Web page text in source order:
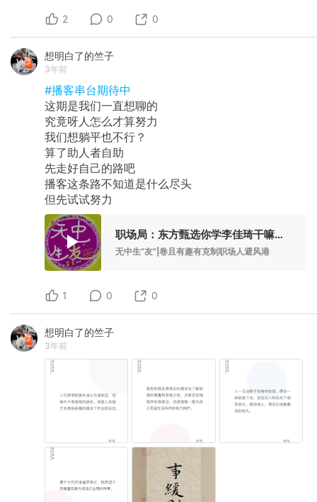
2 0 0
想明白了的竺子
3年前
#播客串台期待中
这期是我们一直想聊的
究竟呀人怎么才算努力
我们想躺平也不行？
算了助人者自助
先走好自己的路吧
播客这条路不知道是什么尽头
但先试试努力
职场局：东方甄选你学李佳琦干嘛｜无中生友VOL27
无中生“友”|卷且有趣有克制职场人避风港
1 0 0
想明白了的竺子
3年前